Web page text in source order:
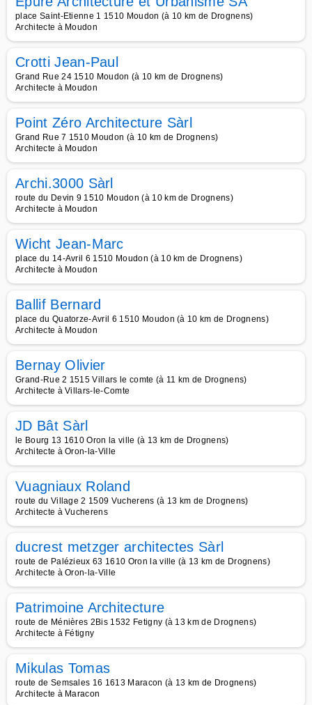
place Saint-Etienne 1 1510 Moudon (à 10 km de Drognens)
Architecte à Moudon
Crotti Jean-Paul
Grand Rue 24 1510 Moudon (à 10 km de Drognens)
Architecte à Moudon
Point Zéro Architecture Sàrl
Grand Rue 7 1510 Moudon (à 10 km de Drognens)
Architecte à Moudon
Archi.3000 Sàrl
route du Devin 9 1510 Moudon (à 10 km de Drognens)
Architecte à Moudon
Wicht Jean-Marc
place du 14-Avril 6 1510 Moudon (à 10 km de Drognens)
Architecte à Moudon
Ballif Bernard
place du Quatorze-Avril 6 1510 Moudon (à 10 km de Drognens)
Architecte à Moudon
Bernay Olivier
Grand-Rue 2 1515 Villars le comte (à 11 km de Drognens)
Architecte à Villars-le-Comte
JD Bât Sàrl
le Bourg 13 1610 Oron la ville (à 13 km de Drognens)
Architecte à Oron-la-Ville
Vuagniaux Roland
route du Village 2 1509 Vucherens (à 13 km de Drognens)
Architecte à Vucherens
ducrest metzger architectes Sàrl
route de Palézieux 63 1610 Oron la ville (à 13 km de Drognens)
Architecte à Oron-la-Ville
Patrimoine Architecture
route de Ménières 2Bis 1532 Fetigny (à 13 km de Drognens)
Architecte à Fétigny
Mikulas Tomas
route de Semsales 16 1613 Maracon (à 13 km de Drognens)
Architecte à Maracon